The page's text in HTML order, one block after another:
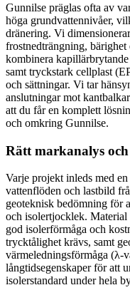
Gunnilse präglas ofta av
höga grundvattennivåer,
dränering. Vi
frostnedträngning,
kombinera
samt tryckstark cellplast
och sättningar. Vi tar
anslutningar mot
att du får en komplett
och omkring Gunnilse.
Rätt markanalys
Varje projekt inleds med
vattenflöden och lastbild
geoteknisk bedömning för
och isolertjocklek.
god isolerförmåga och
trycktålighet krävs, samt
värmeledningsförmåga (λ-
långtidsegenskaper för att
isolerstandard under hela